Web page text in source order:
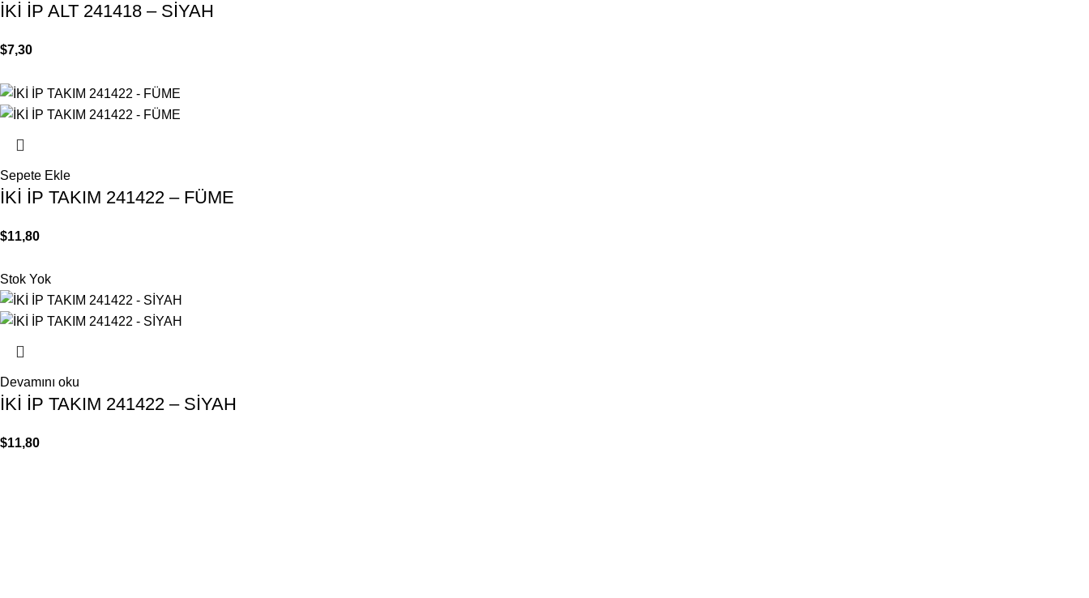
İKİ İP ALT 241418 – SİYAH
$7,30
Sepete Ekle
İKİ İP TAKIM 241422 – FÜME
$11,80
Stok Yok
Devamını oku
İKİ İP TAKIM 241422 – SİYAH
$11,80